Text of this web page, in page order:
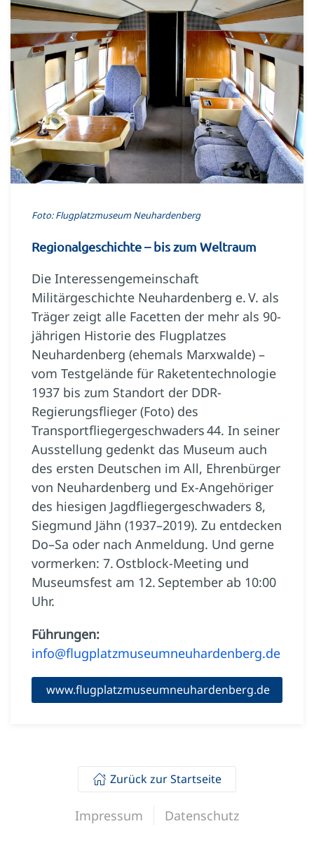
Foto: Flugplatzmuseum Neuhardenberg
Regionalgeschichte – bis zum Weltraum
Die Interessengemeinschaft
Militärgeschichte Neuhardenberg e. V. als
Träger zeigt alle Facetten der mehr als 90-
jährigen Historie des Flugplatzes
Neuhardenberg (ehemals Marxwalde) –
vom Testgelände für Raketentechnologie
1937 bis zum Standort der DDR-
Regierungsflieger (Foto) des
Transportfliegergeschwaders 44. In seiner
Ausstellung gedenkt das Museum auch
des ersten Deutschen im All, Ehrenbürger
von Neuhardenberg und Ex-Angehöriger
des hiesigen Jagdfliegergeschwaders 8,
Siegmund Jähn (1937–2019). Zu entdecken
Do–Sa oder nach Anmeldung. Und gerne
vormerken: 7. Ostblock-Meeting und
Museumsfest am 12. September ab 10:00
Uhr.
Führungen:
info@flugplatzmuseumneuhardenberg.de
www.flugplatzmuseumneuhardenberg.de
Zurück zur Startseite
Impressum Datenschutz